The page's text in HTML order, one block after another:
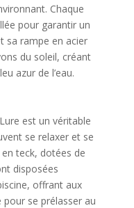
Chaque
pour garantir un
sa rampe en acier
du soleil, créant
azur de l’eau.
est un véritable
se relaxer et se
teck, dotées de
disposées
offrant aux
se prélasser au